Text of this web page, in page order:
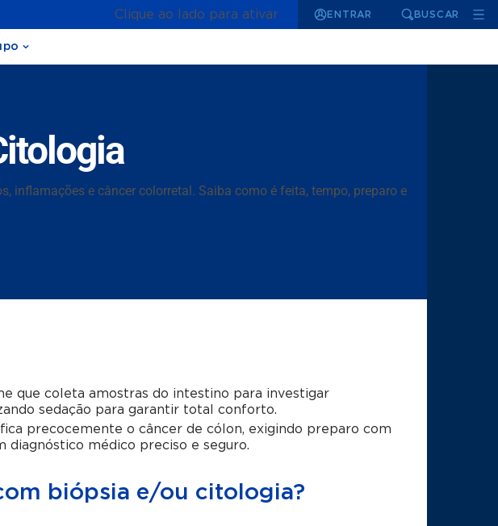
Clique ao lado para ativar ENTRAR BUSCAR
e câncer colorretal. Saiba como é feita, tempo, preparo e
que coleta amostras do intestino para investigar
sedação para garantir total conforto.
precocemente o câncer de cólon, exigindo preparo com
diagnóstico médico preciso e seguro.
biópsia e/ou citologia?